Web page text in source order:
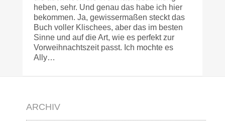
heben, sehr. Und genau das habe ich hier
bekommen. Ja, gewissermaßen steckt das
Buch voller Klischees, aber das im besten
Sinne und auf die Art, wie es perfekt zur
Vorweihnachtszeit passt. Ich mochte es
Ally…
ARCHIV